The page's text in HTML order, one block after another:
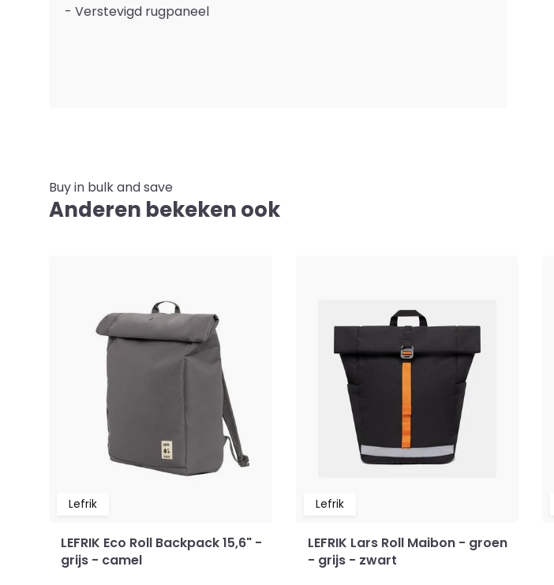
- Verstevigd rugpaneel
Buy in bulk and save
Anderen bekeken ook
Lefrik
LEFRIK Eco Roll Backpack 15,6" -
grijs - camel
Lefrik
LEFRIK Lars Roll Maibon - groen
- grijs - zwart